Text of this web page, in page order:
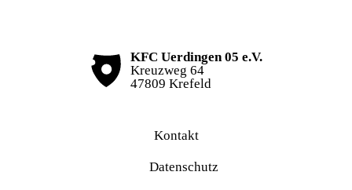
KFC Uerdingen 05 e.V.
Kreuzweg 64
47809 Krefeld
Kontakt
Datenschutz